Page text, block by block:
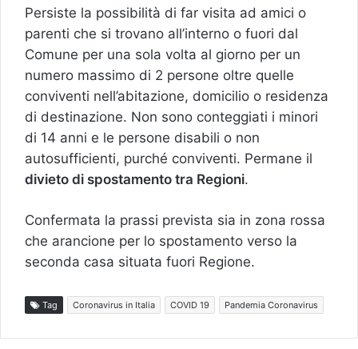
Persiste la possibilità di far visita ad amici o
parenti che si trovano all’interno o fuori dal
Comune per una sola volta al giorno per un
numero massimo di 2 persone oltre quelle
conviventi nell’abitazione, domicilio o residenza
di destinazione. Non sono conteggiati i minori
di 14 anni e le persone disabili o non
autosufficienti, purché conviventi. Permane il
divieto di spostamento tra Regioni.
Confermata la prassi prevista sia in zona rossa
che arancione per lo spostamento verso la
seconda casa situata fuori Regione.
Tag Coronavirus in Italia COVID 19 Pandemia Coronavirus